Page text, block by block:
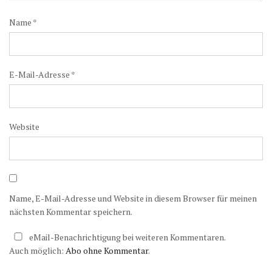
Name *
E-Mail-Adresse *
Website
Name, E-Mail-Adresse und Website in diesem Browser für meinen
nächsten Kommentar speichern.
eMail-Benachrichtigung bei weiteren Kommentaren.
Auch möglich: Abo ohne Kommentar.